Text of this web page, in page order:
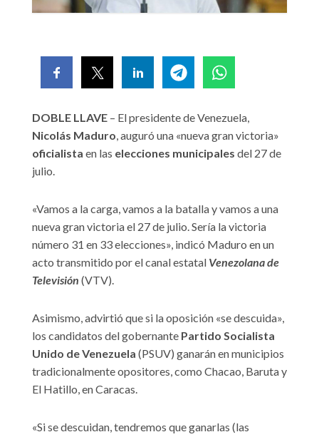
DOBLE LLAVE – El presidente de Venezuela,
Nicolás Maduro, auguró una «nueva gran victoria»
oficialista en las elecciones municipales del 27 de
julio.
«Vamos a la carga, vamos a la batalla y vamos a una
nueva gran victoria el 27 de julio. Sería la victoria
número 31 en 33 elecciones», indicó Maduro en un
acto transmitido por el canal estatal Venezolana de
Televisión (VTV).
Asimismo, advirtió que si la oposición «se descuida»,
los candidatos del gobernante Partido Socialista
Unido de Venezuela (PSUV) ganarán en municipios
tradicionalmente opositores, como Chacao, Baruta y
El Hatillo, en Caracas.
«Si se descuidan, tendremos que ganarlas (las